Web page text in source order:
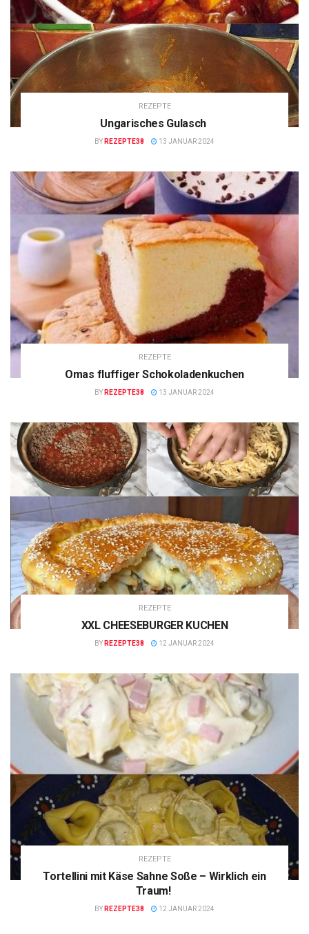
REZEPTE
Ungarisches Gulasch
BY REZEPTE38 13 JANUAR 2024
REZEPTE
Omas fluffiger Schokoladenkuchen
BY REZEPTE38 13 JANUAR 2024
REZEPTE
XXL CHEESEBURGER KUCHEN
BY REZEPTE38 12 JANUAR 2024
REZEPTE
Tortellini mit Käse Sahne Soße – Wirklich ein
Traum!
BY REZEPTE38 12 JANUAR 2024